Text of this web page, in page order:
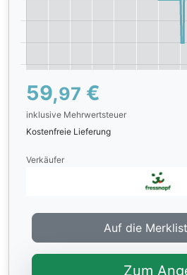
59,97 €
inklusive Mehrwertsteuer
Kostenfreie Lieferung
Verkäufer
Auf die
Zum